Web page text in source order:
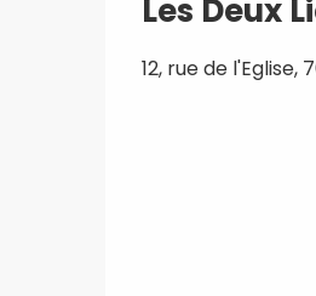
Les Deux
12, rue de